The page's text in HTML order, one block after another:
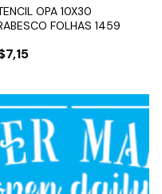
OPA 10X30
FOLHAS 1459